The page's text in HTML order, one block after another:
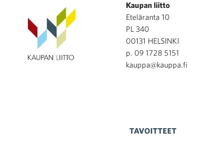
Kaupan liitto
Eteläranta 10
PL 340
00131 HELSINKI
p. 09 1728 5151
kauppa@kauppa.fi
TAVOITTEET